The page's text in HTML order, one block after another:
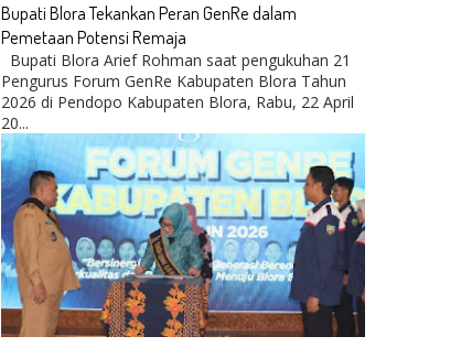
Bupati Blora Tekankan Peran GenRe dalam
Pemetaan Potensi Remaja
Bupati Blora Arief Rohman saat pengukuhan 21
Pengurus Forum GenRe Kabupaten Blora Tahun
2026 di Pendopo Kabupaten Blora, Rabu, 22 April
20...